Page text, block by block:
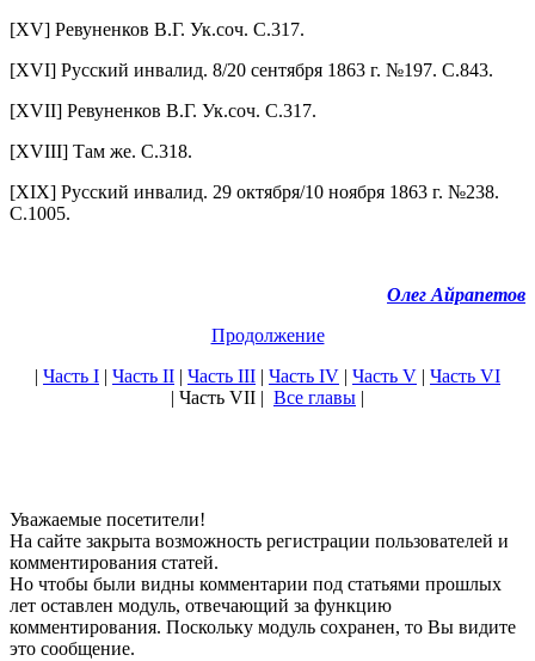
[XV] Ревуненков В.Г. Ук.соч. С.317.
[XVI] Русский инвалид. 8/20 сентября 1863 г. №197. С.843.
[XVII] Ревуненков В.Г. Ук.соч. С.317.
[XVIII] Там же. С.318.
[XIX] Русский инвалид. 29 октября/10 ноября 1863 г. №238.
С.1005.
Олег Айрапетов
Продолжение
| Часть I | Часть II | Часть III | Часть IV | Часть V | Часть VI
| Часть VII | Все главы |
Уважаемые посетители!
На сайте закрыта возможность регистрации пользователей и
комментирования статей.
Но чтобы были видны комментарии под статьями прошлых
лет оставлен модуль, отвечающий за функцию
комментирования. Поскольку модуль сохранен, то Вы видите
это сообщение.